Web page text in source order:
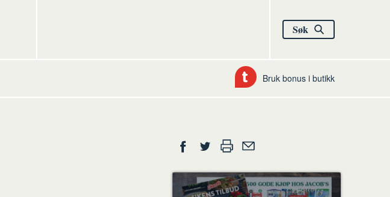
Søk
Bruk bonus i butikk
Del
på
Facebook
på
Twitter
ut en
venn